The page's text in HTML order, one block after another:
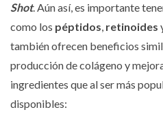
Shot. Aún así, es importante
como los péptidos, retinoides
también ofrecen beneficios
producción de colágeno y
ingredientes que al ser más
disponibles: